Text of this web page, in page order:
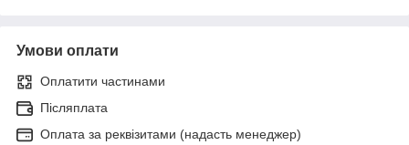
Умови оплати
Оплатити частинами
Післяплата
Оплата за реквізитами (надасть менеджер)